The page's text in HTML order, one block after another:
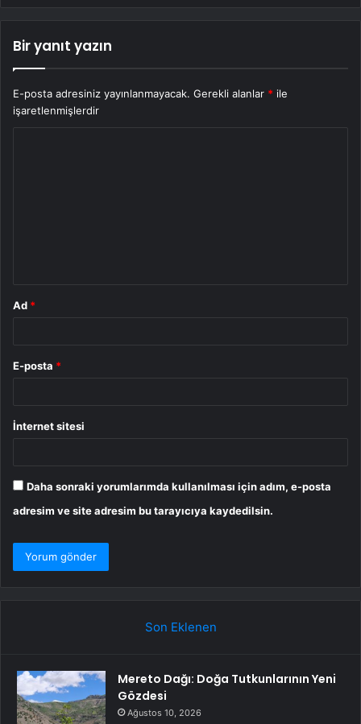
Bir yanıt yazın
E-posta adresiniz yayınlanmayacak. Gerekli alanlar * ile
işaretlenmişlerdir
Ad *
E-posta *
İnternet sitesi
Daha sonraki yorumlarımda kullanılması için adım, e-posta
adresim ve site adresim bu tarayıcıya kaydedilsin.
Son Eklenen
Mereto Dağı: Doğa Tutkunlarının Yeni
Gözdesi
Ağustos 10, 2026